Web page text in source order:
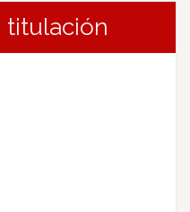
titulación